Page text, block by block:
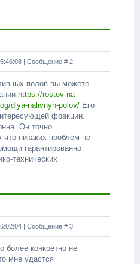
| Сообщение # 2
полов вы можете
https://rostov-na-
dlya-nalivnyh-polov/ Его
фракции.
Он точно
что никаких проблем не
гарантированно
технических
| Сообщение # 3
более конкретно не
мне удастся